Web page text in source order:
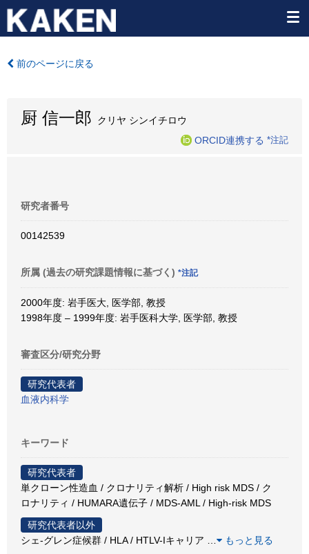
前のページに戻る
厨 信一郎 クリヤ シンイチロウ
ORCID連携する *注記
研究者番号
00142539
所属 (過去の研究課題情報に基づく) *注記
2000年度: 岩手医大, 医学部, 教授
1998年度 – 1999年度: 岩手医科大学, 医学部, 教授
審査区分/研究分野
研究代表者
血液内科学
キーワード
研究代表者
単クローン性造血 / クロナリティ解析 / High risk MDS / ク
ロナリティ / HUMARA遺伝子 / MDS-AML / High-risk MDS
研究代表者以外
シェ-グレン症候群 / HLA / HTLV-Iキャリア
もっと見る